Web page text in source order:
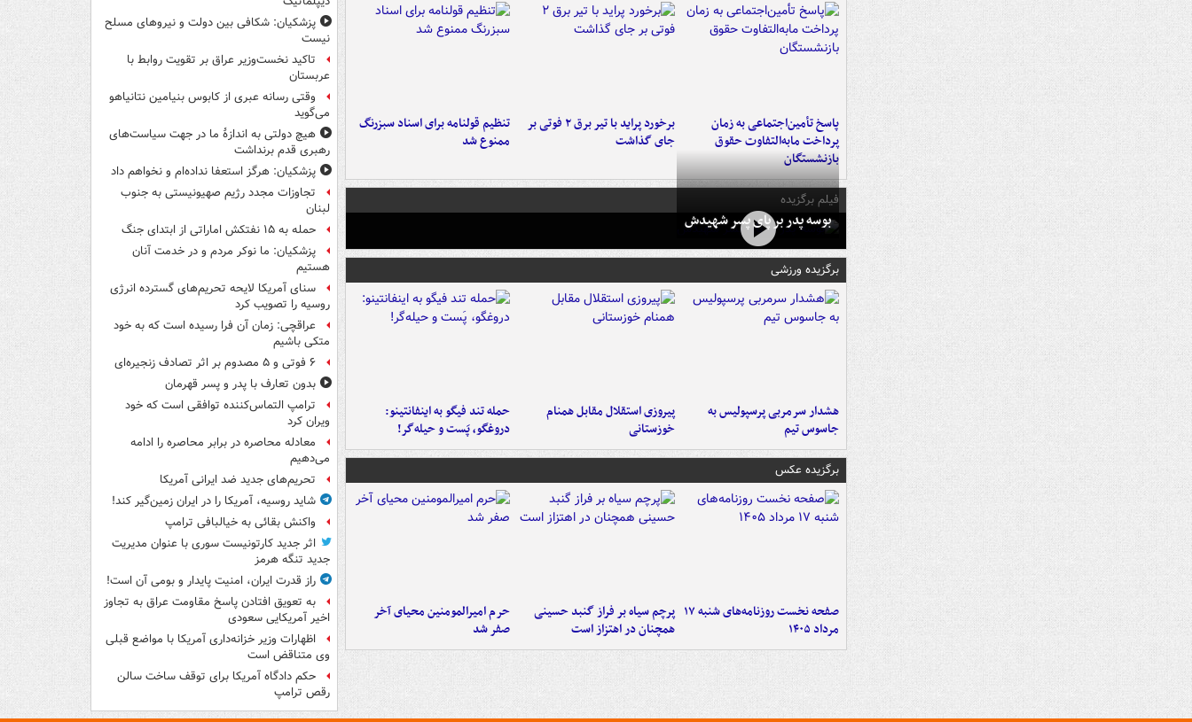
پاسخ تأمین‌اجتماعی به زمان
پرداخت مابه‌التفاوت حقوق
بازنشستگان
برخورد پراید با تیر برق ۲ فوتی بر
جای گذاشت
تنظیم قولنامه برای اسناد سبزرنگ
ممنوع شد
فیلم برگزیده
بوسه‌ پدر بر پای پسر شهیدش
برگزیده ورزشی
هشدار سرمربی پرسپولیس به
جاسوس تیم
پیروزی استقلال مقابل همنام
خوزستانی
حمله تند فیگو به اینفانتینو:
دروغگو، پَست‌ و حیله‌گر!
برگزیده عکس
صفحه نخست روزنامه‌های شنبه ۱۷
مرداد ۱۴۰۵
پرچم سیاه بر فراز گنبد حسینی
همچنان در اهتزاز است
حرم امیرالمومنین محیای آخر
صفر شد
پزشکیان: شکافی بین دولت و نیروهای مسلح
نیست
تاکید نخست‌وزیر عراق بر تقویت روابط با
عربستان
وقتی رسانه عبری از کابوس بنیامین نتانیاهو
می‌گوید
هیچ دولتی به اندازۀ ما در جهت سیاست‌های
رهبری قدم برنداشت
پزشکیان: هرگز استعفا نداده‌ام و نخواهم داد
تجاوزات مجدد رژیم صهیونیستی به جنوب
لبنان
حمله به ۱۵ نفتکش‌ اماراتی از ابتدای جنگ
پزشکیان: ما نوکر مردم و در خدمت آنان
هستیم
سنای آمریکا لایحه تحریم‌های گسترده انرژی
روسیه را تصویب کرد
عراقچی: زمان آن فرا رسیده است که به خود
متکی باشیم
۶ فوتی و ۵ مصدوم بر اثر تصادف زنجیره‌ای
بدون تعارف با پدر و پسر قهرمان
ترامپ التماس‌کننده توافقی است که خود
ویران کرد
معادله محاصره در برابر محاصره را ادامه
می‌دهیم
تحریم‌های جدید ضد ایرانی آمریکا
شاید روسیه، آمریکا را در ایران زمین‌گیر کند!
واکنش بقائی به خیالبافی ترامپ
اثر جدید کارتونیست سوری با عنوان مدیریت
جدید تنگه هرمز
راز قدرت ایران، امنیت پایدار و بومی آن است!
به تعویق افتادن پاسخ مقاومت عراق به تجاوز
اخیر آمریکایی سعودی
اظهارات وزیر خزانه‌داری آمریکا با مواضع قبلی
وی متناقض است
حکم دادگاه آمریکا برای توقف ساخت سالن
رقص ترامپ